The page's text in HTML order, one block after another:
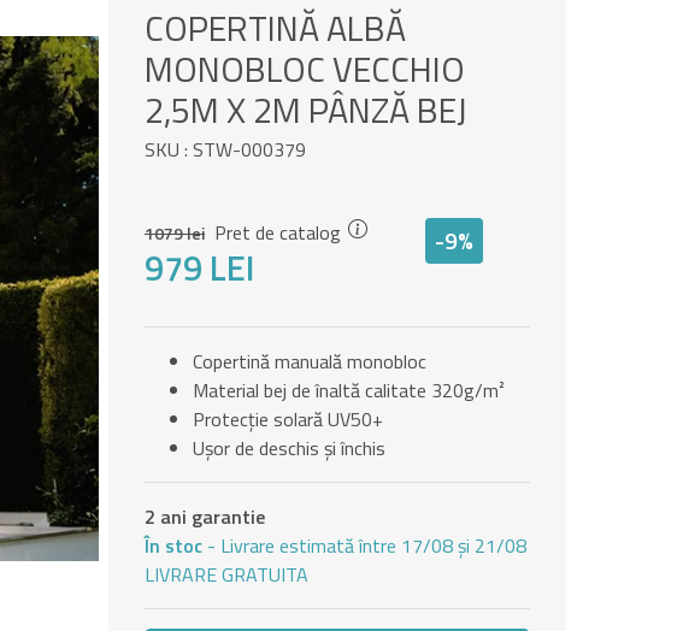
COPERTINĂ ALBĂ
MONOBLOC VECCHIO
2,5M X 2M PÂNZĂ BEJ
SKU : STW-000379
1079 lei Pret de catalog
979 LEI
-9%
Copertină manuală monobloc
Material bej de înaltă calitate 320g/m²
Protecție solară UV50+
Ușor de deschis și închis
2 ani garantie
În stoc - Livrare estimată între 17/08 și 21/08
LIVRARE GRATUITA